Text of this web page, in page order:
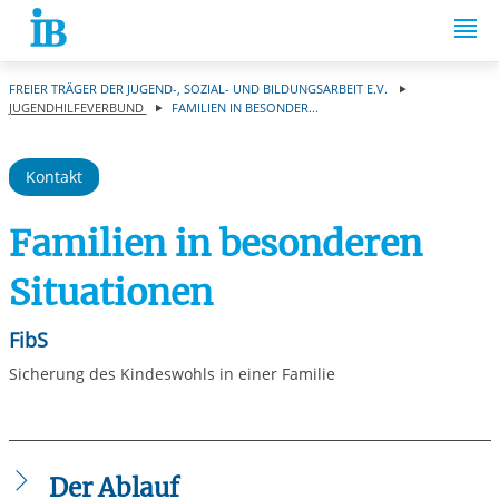
Springe zum Inhalt
FREIER TRÄGER DER JUGEND-, SOZIAL- UND BILDUNGSARBEIT E.V.
JUGENDHILFEVERBUND
FAMILIEN IN BESONDER...
Kontakt
Familien in besonderen
Situationen
FibS
Sicherung des Kindeswohls in einer Familie
Der Ablauf